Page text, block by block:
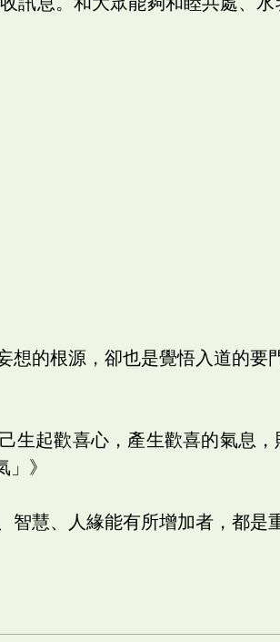
想的根源，卻也是覺悟入道的要
生起歡喜心，產生歡喜的氣息
》
智慧、人緣能有所增加者，都是